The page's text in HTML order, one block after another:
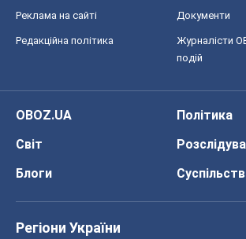
Реклама на сайті Документи
Редакційна політика
Журналісти
подій
OBOZ.UA
Політика
Світ
Блоги
Регіони України